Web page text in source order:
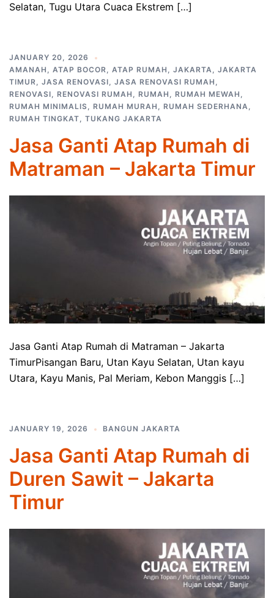
Selatan, Tugu Utara Cuaca Ekstrem […]
JANUARY 20, 2026
AMANAH , ATAP BOCOR, ATAP RUMAH , JAKARTA, JAKARTA
TIMUR, JASA RENOVASI, JASA RENOVASI RUMAH ,
RENOVASI, RENOVASI RUMAH , RUMAH , RUMAH MEWAH ,
RUMAH MINIMALIS, RUMAH MURAH , RUMAH SEDERHANA,
RUMAH TINGKAT, TUKANG JAKARTA
Jasa Ganti Atap Rumah di
Matraman – Jakarta Timur
Jasa Ganti Atap Rumah di Matraman – Jakarta
TimurPisangan Baru, Utan Kayu Selatan, Utan kayu
Utara, Kayu Manis, Pal Meriam, Kebon Manggis […]
JANUARY 19, 2026 BANGUN JAKARTA
Jasa Ganti Atap Rumah di
Duren Sawit – Jakarta
Timur